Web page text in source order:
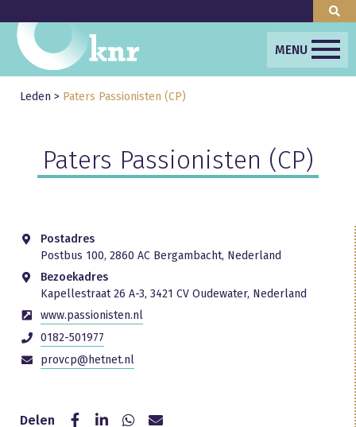
MENU
Leden > Paters Passionisten (CP)
Paters Passionisten (CP)
Postadres
Postbus 100, 2860 AC Bergambacht, Nederland
Bezoekadres
Kapellestraat 26 A-3, 3421 CV Oudewater, Nederland
www.passionisten.nl
0182-501977
provcp@hetnet.nl
Delen